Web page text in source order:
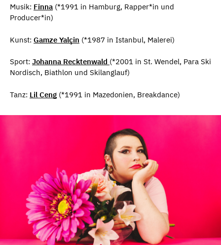
Musik: Finna (*1991 in Hamburg, Rapper*in und
Producer*in)
Kunst: Gamze Yalçin (*1987 in Istanbul, Malerei)
Sport: Johanna Recktenwald (*2001 in St. Wendel, Para Ski
Nordisch, Biathlon und Skilanglauf)
Tanz: Lil Ceng (*1991 in Mazedonien, Breakdance)